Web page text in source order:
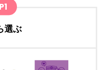
選ぶ